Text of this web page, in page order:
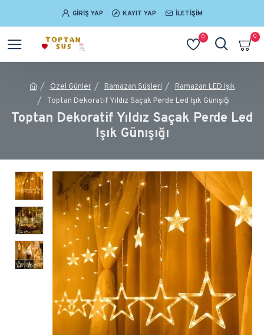
GIRIŞ YAP KAYIT YAP İLETIŞIM
0 0
Özel Günler Ramazan Süsleri
Ramazan LED Işık
Toptan Dekoratif Yıldız Saçak Perde Led Işık Günışığı
Toptan Dekoratif Yıldız Saçak Perde Led
Işık Günışığı